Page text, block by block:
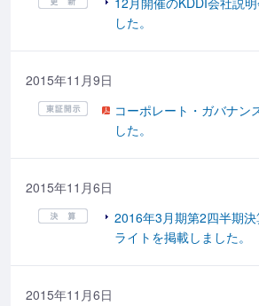
した。
2015年11月9日
コーポレート・ガバナン
した。
2015年11月6日
2016年3月期第2四半期
ライトを掲載しました。
2015年11月6日